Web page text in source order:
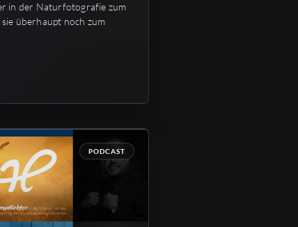
in der Naturfotografie zum
sie überhaupt noch zum
PODCAST